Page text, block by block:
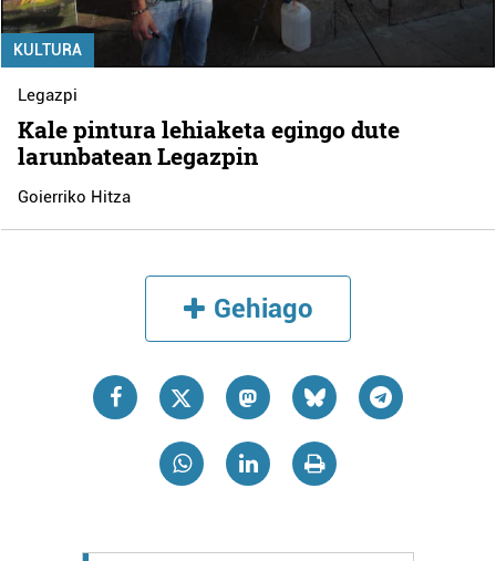
KULTURA
Legazpi
Kale pintura lehiaketa egingo dute
larunbatean Legazpin
Goierriko Hitza
Gehiago